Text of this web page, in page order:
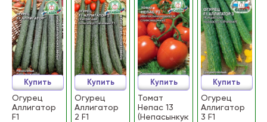
Огурец
Аллигатор
F1
Купить
Огурец
Аллигатор
2 F1
Купить
Томат
Непас 13
(Непасынкующийся
Купить
Огурец
Аллигатор
3 F1
Купить